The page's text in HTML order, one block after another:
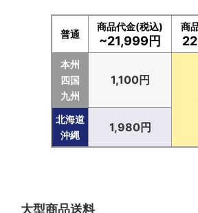
普通
商品代金(税込)
~21,999円
商
本州
四国
九州
1,100円
北海道
沖縄
1,980円
大型商品送料